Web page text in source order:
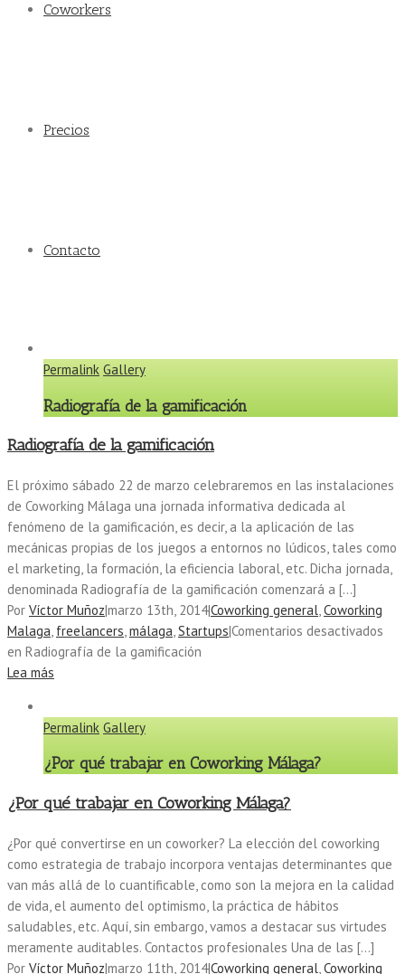
Coworkers
Precios
Contacto
Permalink Gallery
Radiografía de la gamificación
Radiografía de la gamificación
El próximo sábado 22 de marzo celebraremos en las instalaciones
de Coworking Málaga una jornada informativa dedicada al
fenómeno de la gamificación, es decir, a la aplicación de las
mecánicas propias de los juegos a entornos no lúdicos, tales como
el marketing, la formación, la eficiencia laboral, etc. Dicha jornada,
denominada Radiografía de la gamificación comenzará a […]
Por Víctor Muñoz|marzo 13th, 2014|Coworking general,Coworking
Malaga, freelancers,málaga,Startups|Comentarios desactivados
en Radiografía de la gamificación
Lea más
Permalink Gallery
¿Por qué trabajar en Coworking Málaga?
¿Por qué trabajar en Coworking Málaga?
¿Por qué convertirse en un coworker? La elección del coworking
como estrategia de trabajo incorpora ventajas determinantes que
van más allá de lo cuantificable, como son la mejora en la calidad
de vida, el aumento del optimismo, la práctica de hábitos
saludables, etc. Aquí, sin embargo, vamos a destacar sus virtudes
meramente auditables. Contactos profesionales Una de las […]
Por Víctor Muñoz|marzo 11th, 2014|Coworking general Coworking